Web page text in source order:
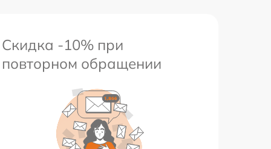
Скидка -10% при
повторном обращении